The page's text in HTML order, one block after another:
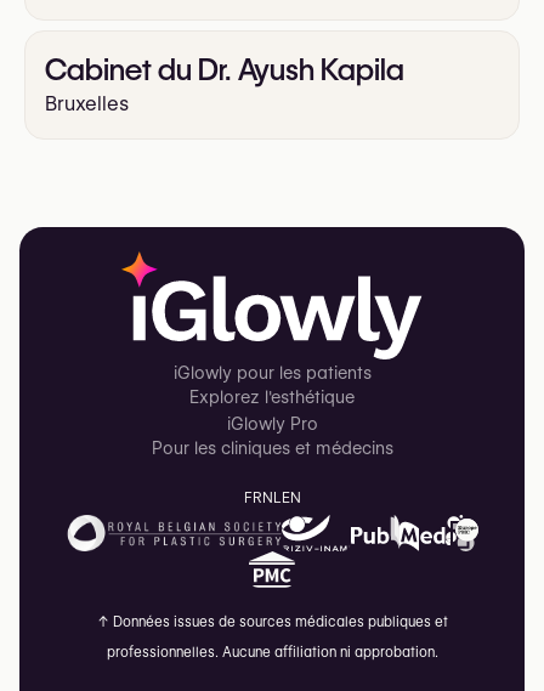
Cabinet du Dr. Ayush Kapila
Bruxelles
iGlowly pour les patients
Explorez l'esthétique
iGlowly Pro
Pour les cliniques et médecins
FRNLEN
↑ Données issues de sources médicales publiques et
professionnelles. Aucune affiliation ni approbation.